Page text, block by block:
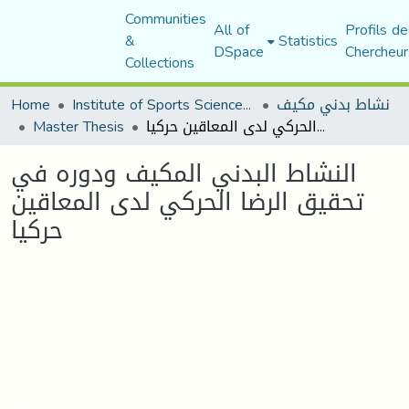
Communities
&
Collections
All of
DSpace Statistics Profils
Home
Institute of Sports Sciences and Techniques نشاط بدني مكيف
Master Thesis النشاط البدني المكيف ودوره في تحقيق الرضا الحركي لدى المعاقين حركيا
النشاط البدني المكيف ودوره في
تحقيق الرضا الحركي لدى المعاقين
حركيا